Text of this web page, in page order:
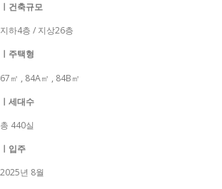
ㅣ건축규모
지하4층 / 지상26층
ㅣ주택형
67㎡ , 84A㎡ , 84B㎡
ㅣ세대수
총 440실
ㅣ입주
2025년 8월